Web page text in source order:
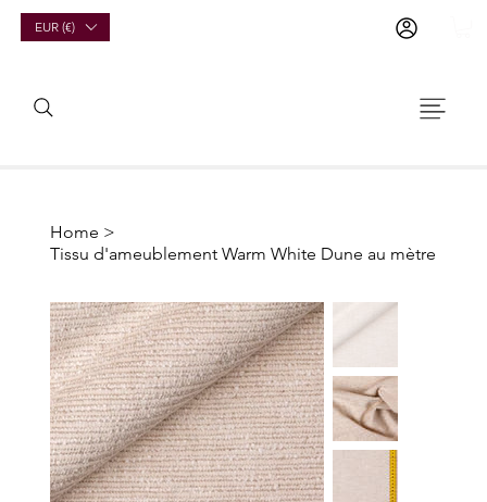
EUR (€)
Home >
Tissu d'ameublement Warm White Dune au mètre